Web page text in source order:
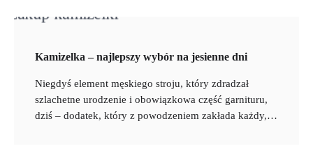
Kamizelka – najlepszy wybór na jesienne dni
Niegdyś element męskiego stroju, który zdradzał
szlachetne urodzenie i obowiązkowa część garnituru,
dziś – dodatek, który z powodzeniem zakłada każdy,…